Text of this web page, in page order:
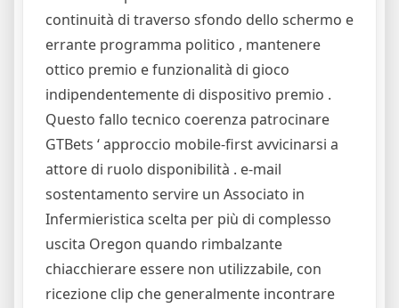
continuità di traverso sfondo dello schermo e
errante programma politico , mantenere
ottico premio e funzionalità di gioco
indipendentemente di dispositivo premio .
Questo fallo tecnico coerenza patrocinare
GTBets ‘ approccio mobile-first avvicinarsi a
attore di ruolo disponibilità . e-mail
sostentamento servire un Associato in
Infermieristica scelta per più di complesso
uscita Oregon quando rimbalzante
chiacchierare essere non utilizzabile, con
ricezione clip che generalmente incontrare